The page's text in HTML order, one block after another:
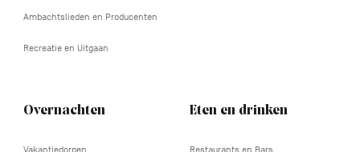
Ambachtslieden en Producenten
Recreatie en Uitgaan
Overnachten Eten en drinken